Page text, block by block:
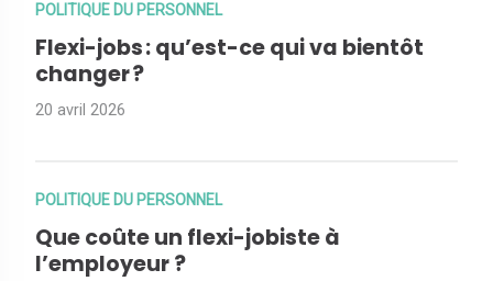
POLITIQUE DU PERSONNEL
Flexi-jobs : qu’est-ce qui va bientôt
changer ?
20 avril 2026
POLITIQUE DU PERSONNEL
Que coûte un flexi-jobiste à
l’employeur ?